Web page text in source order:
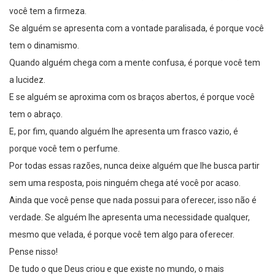
você tem a firmeza.
Se alguém se apresenta com a vontade paralisada, é porque você
tem o dinamismo.
Quando alguém chega com a mente confusa, é porque você tem
a lucidez.
E se alguém se aproxima com os braços abertos, é porque você
tem o abraço.
E, por fim, quando alguém lhe apresenta um frasco vazio, é
porque você tem o perfume.
Por todas essas razões, nunca deixe alguém que lhe busca partir
sem uma resposta, pois ninguém chega até você por acaso.
Ainda que você pense que nada possui para oferecer, isso não é
verdade. Se alguém lhe apresenta uma necessidade qualquer,
mesmo que velada, é porque você tem algo para oferecer.
Pense nisso!
De tudo o que Deus criou e que existe no mundo, o mais